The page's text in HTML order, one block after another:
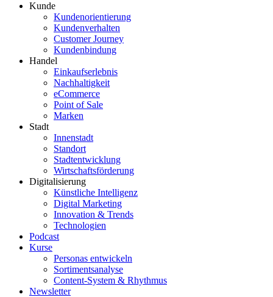
Kunde
Kundenorientierung
Kundenverhalten
Customer Journey
Kundenbindung
Handel
Einkaufserlebnis
Nachhaltigkeit
eCommerce
Point of Sale
Marken
Stadt
Innenstadt
Standort
Stadtentwicklung
Wirtschaftsförderung
Digitalisierung
Künstliche Intelligenz
Digital Marketing
Innovation & Trends
Technologien
Podcast
Kurse
Personas entwickeln
Sortimentsanalyse
Content-System & Rhythmus
Newsletter